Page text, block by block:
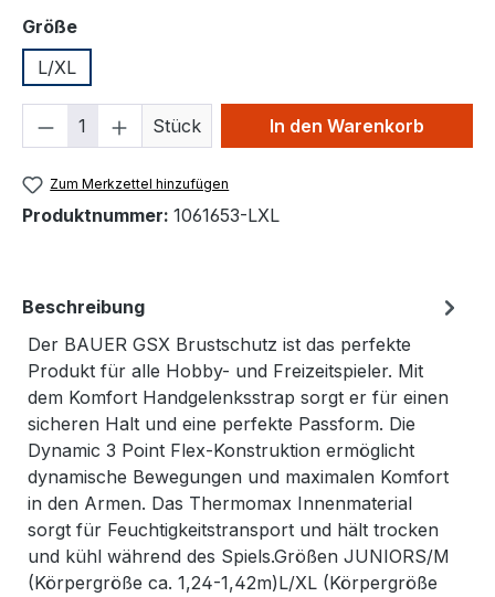
Größeauswählen
L/XL
Produkt Anzahl: Gib den
Stück In den Warenkorb
Zum Merkzettel hinzufügen
Produktnummer: 1061653-LXL
Beschreibung
Der BAUER GSX Brustschutz ist das perfekte
Produkt für alle Hobby- und Freizeitspieler. Mit
dem Komfort Handgelenksstrap sorgt er für einen
sicheren Halt und eine perfekte Passform. Die
Dynamic 3 Point Flex-Konstruktion ermöglicht
dynamische Bewegungen und maximalen Komfort
in den Armen. Das Thermomax Innenmaterial
sorgt für Feuchtigkeitstransport und hält trocken
und kühl während des Spiels.Größen JUNIORS/M
(Körpergröße ca. 1,24-1,42m)L/XL (Körpergröße